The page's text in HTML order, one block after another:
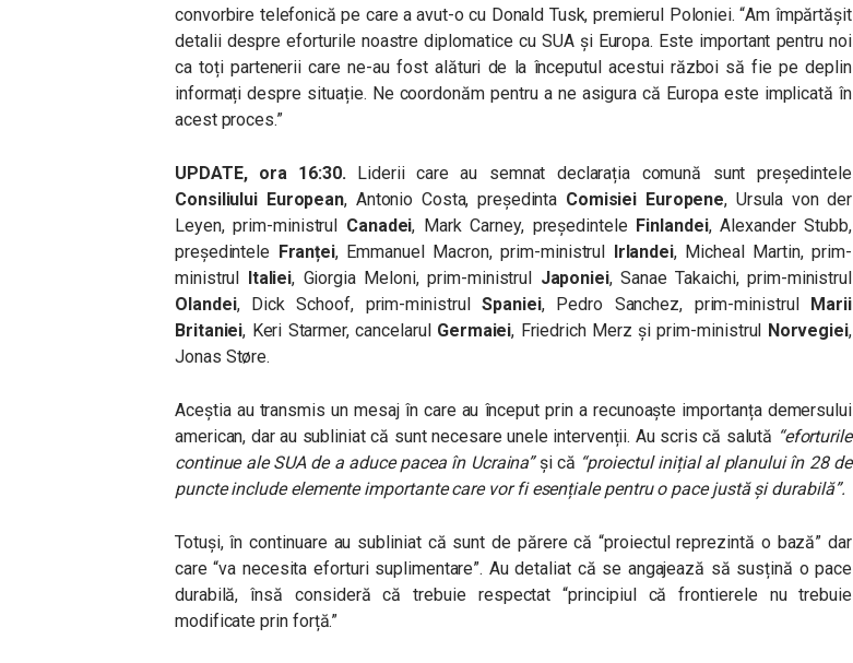
convorbire telefonică pe care a avut-o cu Donald Tusk, premierul Poloniei. “Am împărtășit
detalii despre eforturile noastre diplomatice cu SUA și Europa. Este important pentru noi
ca toți partenerii care ne-au fost alături de la începutul acestui război să fie pe deplin
informați despre situație. Ne coordonăm pentru a ne asigura că Europa este implicată în
acest proces.”
UPDATE, ora 16:30.Liderii care au semnat declarația comună sunt președintele
Consiliului European, Antonio Costa, președinta Comisiei Europene, Ursula von der
Leyen, prim-ministrul Canadei, Mark Carney, președintele Finlandei,AlexanderStubb,
președintele Franței, Emmanuel Macron, prim-ministrul Irlandei, MichealMartin, prim-
ministrul Italiei, Giorgia Meloni, prim-ministrul Japoniei, Sanae Takaichi, prim-ministrul
Olandei, DickSchoof, prim-ministrulSpaniei, Pedro Sanchez, prim-ministrul Marii
Britaniei, Keri Starmer, cancelarul Germaiei, Friedrich Merz și prim-ministrul Norvegiei,
Jonas Støre.
Aceștia au transmis un mesaj în care au început prin a recunoaște importanța demersului
american, dar au subliniat că sunt necesare unele intervenții. Au scris că salută “eforturile
continue ale SUA de a aduce pacea în Ucraina”și că “proiectul inițial al planului în 28 de
puncte include elemente importante care vor fi esențiale pentru o pace justă și durabilă”.
Totuși, în continuare au subliniat că sunt de părere că “proiectul reprezintă o bază” dar
care “va necesita eforturi suplimentare”. Au detaliat că se angajează să susțină o pace
durabilă, însă consideră că trebuie respectat “principiul că frontierele nu trebuie
modificate prin forță.”